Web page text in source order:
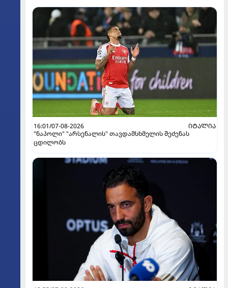
16:01/07-08-2026
ᲘᲢᲐᲚᲘᲐ
"ნაპოლი" "არსენალის" თავდამსხმელის შეძენას
ცდილობს